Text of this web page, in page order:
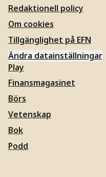
Redaktionell policy
Om cookies
Tillgänglighet på EFN
Ändra datainställningar
Play
Finansmagasinet
Börs
Vetenskap
Bok
Podd